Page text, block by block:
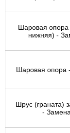
Шаровая опора
нижняя) -
Шаровая опора
Шрус (граната)
-